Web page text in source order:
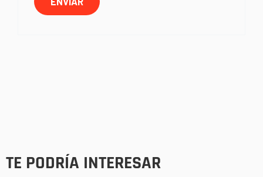
TE PODRÍA INTERESAR